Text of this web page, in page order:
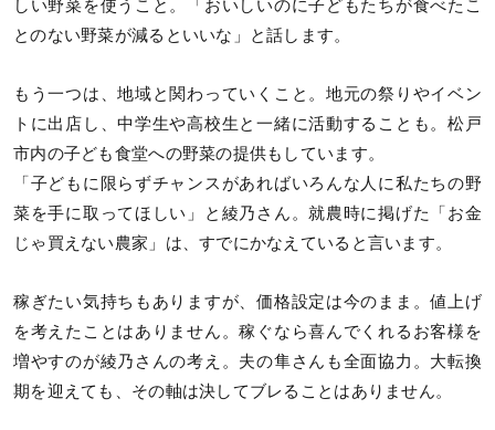
しい野菜を使うこと。「おいしいのに子どもたちが食べたこ
とのない野菜が減るといいな」と話します。
もう一つは、地域と関わっていくこと。地元の祭りやイベン
トに出店し、中学生や高校生と一緒に活動することも。松戸
市内の子ども食堂への野菜の提供もしています。
「子どもに限らずチャンスがあればいろんな人に私たちの野
菜を手に取ってほしい」と綾乃さん。就農時に掲げた「お金
じゃ買えない農家」は、すでにかなえていると言います。
稼ぎたい気持ちもありますが、価格設定は今のまま。値上げ
を考えたことはありません。稼ぐなら喜んでくれるお客様を
増やすのが綾乃さんの考え。夫の隼さんも全面協力。大転換
期を迎えても、その軸は決してブレることはありません。